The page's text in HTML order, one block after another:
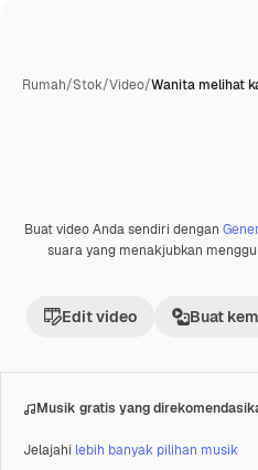
Rumah/Stok/Video/Wanita melihat
Premium
Buat video Anda sendiri dengan
suara yang menakjubkan
Edit video Buat
Musik gratis yang
Jelajahi lebih banyak pilihan musik